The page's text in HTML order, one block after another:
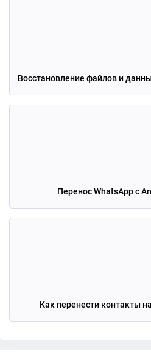
Восстановление файлов и
Перенос WhatsApp с
Как перенести контакты